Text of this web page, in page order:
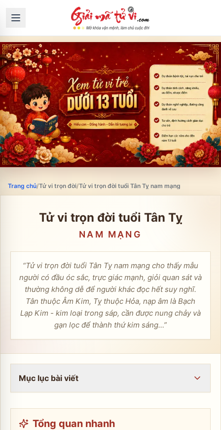
Trang chủ/Tử vi trọn đời/Tử vi trọn đời tuổi Tân Tỵ nam mạng
Tử vi trọn đời tuổi Tân Tỵ
NAM MẠNG
“Tử vi trọn đời tuổi Tân Tỵ nam mạng cho thấy mẫu
người có đầu óc sắc, trực giác mạnh, giỏi quan sát và
thường không dễ để người khác đọc hết suy nghĩ.
Tân thuộc Âm Kim, Tỵ thuộc Hỏa, nạp âm là Bạch
Lạp Kim - kim loại trong sáp, cần được nung chảy và
gạn lọc để thành thứ kim sáng…”
Mục lục bài viết
Tổng quan nhanh